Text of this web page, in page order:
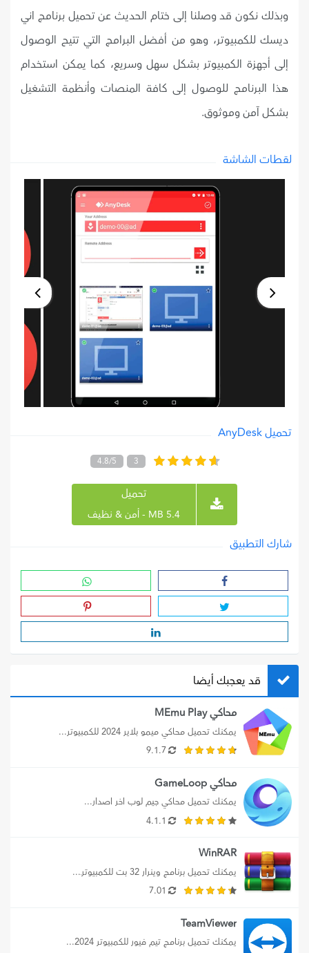
وبذلك نكون قد وصلنا إلى ختام الحديث عن تحميل برنامج اني
ديسك للكمبيوتر، وهو من أفضل البرامج التي تتيح الوصول
إلى أجهزة الكمبيوتر بشكل سهل وسريع، كما يمكن استخدام
هذا البرنامج للوصول إلى كافة المنصات وأنظمة التشغيل
بشكل آمن وموثوق.
لقطات الشاشة
تحميل AnyDesk
4.8/5 3
تحميل
5.4 MB - أمن & نظيف
شارك التطبيق
قد يعجبك أيضا
محاكي MEmu Play
يمكنك تحميل محاكي ميمو بلاير 2024 للكمبيوتر...
9.1.7
محاكي GameLoop
يمكنك تحميل محاكي جيم لوب اخر اصدار...
4.1.1
WinRAR
يمكنك تحميل برنامج وينرار 32 بت للكمبيوترـ...
7.01
TeamViewer
يمكنك تحميل برنامج تيم فيور للكمبيوتر 2024...